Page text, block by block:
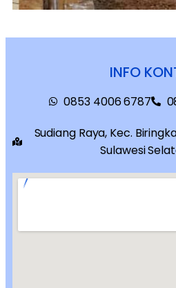
INFO
0853 4006 6787
Sudiang Raya, Kec.
Sulawesi